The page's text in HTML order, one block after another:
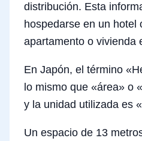
distribución. Esta
hospedarse en un hotel
apartamento o vivienda
En Japón, el término
lo mismo que «área» o
y la unidad utilizada es
Un espacio de 13